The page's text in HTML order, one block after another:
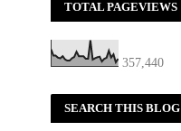
TOTAL PAGEVIEWS
357,440
SEARCH THIS BLOG